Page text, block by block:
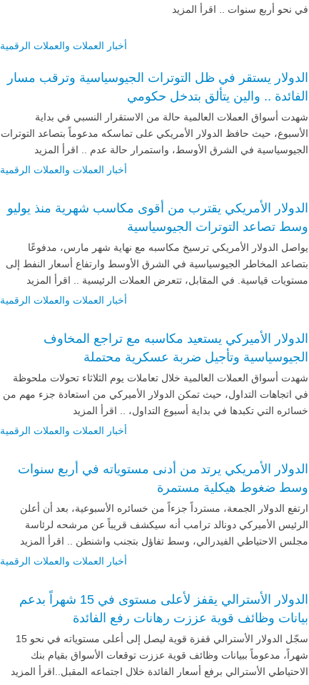
في نحو أربع سنوات .. اقرأ المزيد
أخبار العملات والعملات الرقمية
الدولار يستقر في ظل التوترات الجيوسياسية وترقب مسار
الفائدة .. والين يتألق بتدخل حكومي
شهدت أسواق العملات العالمية حالة من الاستقرار النسبي في بداية
الأسبوع، حيث حافظ الدولار الأمريكي على تماسكه مدعوماً بتصاعد التوترات
الجيوسياسية في الشرق الأوسط، واستمرار حالة عدم .. اقرأ المزيد
أخبار العملات والعملات الرقمية
الدولار الأمريكي يقترب من أقوى مكاسب شهرية منذ يوليو
وسط تصاعد التوترات الجيوسياسية
يواصل الدولار الأمريكي ترسيخ مكاسبه مع نهاية شهر مارس، مدفوعًا
بتصاعد المخاطر الجيوسياسية في الشرق الأوسط وارتفاع أسعار النفط إلى
مستويات قياسية. في المقابل، تتعرض العملات الرئيسية .. اقرأ المزيد
أخبار العملات والعملات الرقمية
الدولار الأميركي يستعيد مكاسبه مع تراجع المخاوف
الجيوسياسية وتأجيل ضربة عسكرية محتملة
شهدت أسواق العملات العالمية خلال تعاملات يوم الثلاثاء تحولات ملحوظة
في اتجاهات التداول، حيث تمكن الدولار الأميركي من استعادة جزء مهم من
خسائره التي تكبدها في بداية أسبوع التداول، .. اقرأ المزيد
أخبار العملات والعملات الرقمية
الدولار الأمريكي يرتد من أدنى مستوياته في أربع سنوات
وسط ضغوط هيكلية مستمرة
ارتفع الدولار الجمعة، مسترداً جزءاً من خسائره الأسبوعية، بعد أن أعلن
الرئيس الأميركي دونالد ترامب أنه سيكشف قريباً عن مرشحه لرئاسة
مجلس الاحتياطي الفيدرالي، وسط تفاؤل بتجنب واشنطن .. اقرأ المزيد
أخبار العملات والعملات الرقمية
الدولار الأسترالي يقفز لأعلى مستوى في 15 شهراً بدعم
بيانات وظائف قوية عززت رهانات رفع الفائدة
سجّل الدولار الأسترالي قفزة قوية ليصل إلى أعلى مستوياته في نحو 15
شهراً، مدعوماً ببيانات وظائف قوية عززت توقعات الأسواق بقيام بنك
الاحتياطي الأسترالي برفع أسعار الفائدة خلال اجتماعه المقبل..اقرأ المزيد